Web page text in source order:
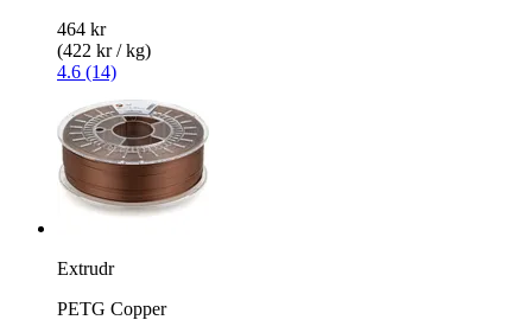
464 kr
(422 kr / kg)
4.6 (14)
Extrudr
PETG Copper